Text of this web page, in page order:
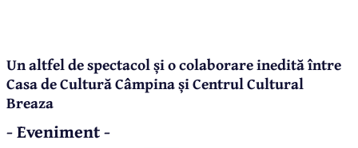
Un altfel de spectacol și o colaborare inedită între
Casa de Cultură Câmpina și Centrul Cultural
Breaza
- Eveniment -